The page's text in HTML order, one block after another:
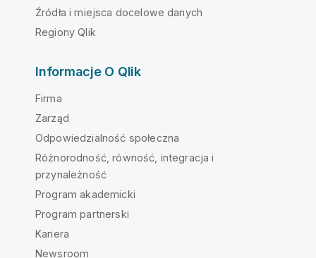
Źródła i miejsca docelowe danych
Regiony Qlik
Informacje O Qlik
Firma
Zarząd
Odpowiedzialność społeczna
Różnorodność, równość, integracja i
przynależność
Program akademicki
Program partnerski
Kariera
Newsroom